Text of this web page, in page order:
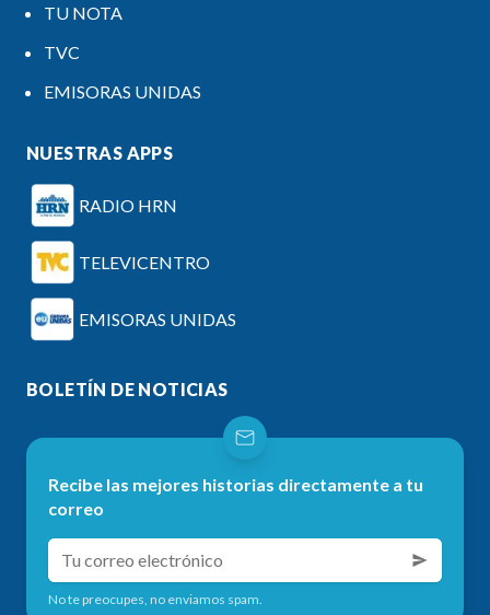
TU NOTA
TVC
EMISORAS UNIDAS
NUESTRAS APPS
RADIO HRN
TELEVICENTRO
EMISORAS UNIDAS
BOLETÍN DE NOTICIAS
Recibe las mejores historias directamente a tu
correo
No te preocupes, no enviamos spam.